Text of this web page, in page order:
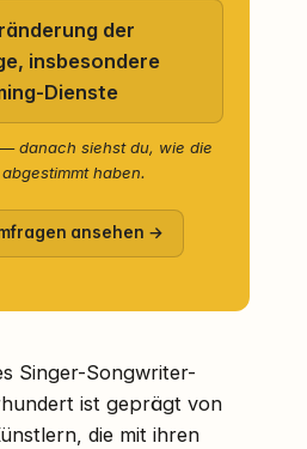
der
insbesondere
Dienste
haben.
ansehen →
Singer-Songwriter-
ist geprägt von
die mit ihren